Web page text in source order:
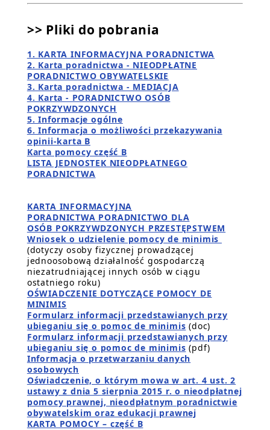
>> Pliki do pobrania
1. KARTA INFORMACYJNA PORADNICTWA
2. Karta poradnictwa - NIEODPŁATNE
PORADNICTWO OBYWATELSKIE
3. Karta poradnictwa - MEDIACJA
4. Karta - PORADNICTWO OSÓB
POKRZYWDZONYCH
5. Informacje ogólne
6. Informacja o możliwości przekazywania
opinii-karta B
Karta pomocy część B
LISTA JEDNOSTEK NIEODPŁATNEGO
PORADNICTWA
KARTA INFORMACYJNA
PORADNICTWA PORADNICTWO DLA
OSÓB POKRZYWDZONYCH PRZESTĘPSTWEM
Wniosek o udzielenie pomocy de minimis
(dotyczy osoby fizycznej prowadzącej
jednoosobową działalność gospodarczą
niezatrudniającej innych osób w ciągu
ostatniego roku)
OŚWIADCZENIE DOTYCZĄCE POMOCY DE
MINIMIS
Formularz informacji przedstawianych przy
ubieganiu się o pomoc de minimis (doc)
Formularz informacji przedstawianych przy
ubieganiu się o pomoc de minimis (pdf)
Informacja o przetwarzaniu danych
osobowych
Oświadczenie, o którym mowa w art. 4 ust. 2
ustawy z dnia 5 sierpnia 2015 r. o nieodpłatnej
pomocy prawnej, nieodpłatnym poradnictwie
obywatelskim oraz edukacji prawnej
KARTA POMOCY – część B